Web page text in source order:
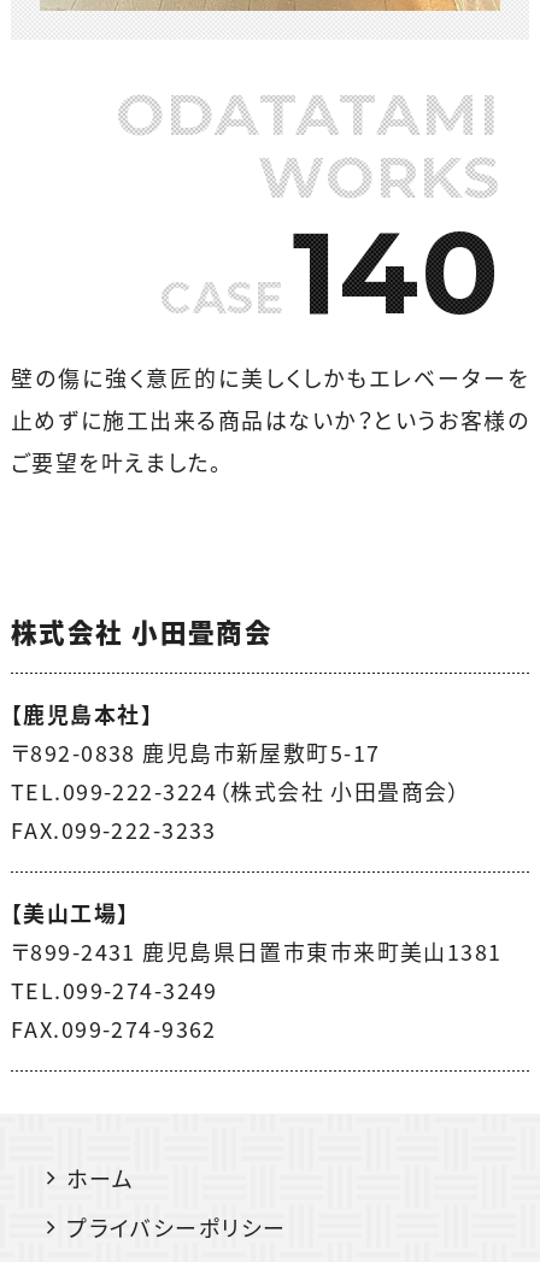
ODATATAMI
WORKS
CASE 140
壁の傷に強く意匠的に美しくしかもエレベーターを
止めずに施工出来る商品はないか？というお客様の
ご要望を叶えました。
株式会社 小田畳商会
【鹿児島本社】
〒892-0838 鹿児島市新屋敷町5-17
TEL.099-222-3224（株式会社 小田畳商会）
FAX.099-222-3233
【美山工場】
〒899-2431 鹿児島県日置市東市来町美山1381
TEL.099-274-3249
FAX.099-274-9362
ホーム
プライバシーポリシー